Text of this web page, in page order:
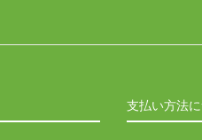
支払い方法